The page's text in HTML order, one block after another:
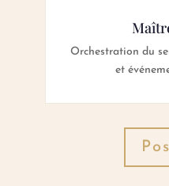
Orchestration du
et